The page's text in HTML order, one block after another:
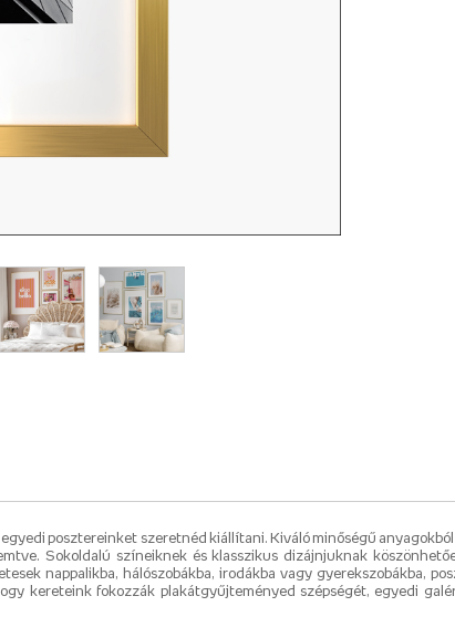
posztereinket szeretnéd kiállítani. Kiváló minőségű
Sokoldalú színeiknek és klasszikus dizájnjuknak
nappalikba, hálószobákba, irodákba vagy gyerekszobákba,
kereteink fokozzák plakátgyűjteményed szépségét, egyedi